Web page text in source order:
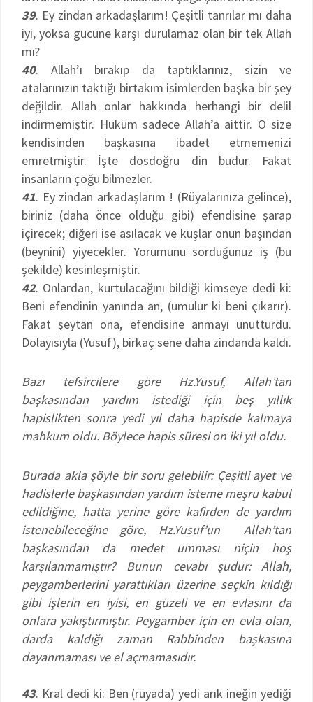
39. Ey zindan arkadaşlarım! Çeşitli tanrılar mı daha
iyi, yoksa gücüne karşı durulamaz olan bir tek Allah
mı?
40. Allah’ı bırakıp da taptıklarınız, sizin ve
atalarınızın taktığı birtakım isimlerden başka bir şey
değildir. Allah onlar hakkında herhangi bir delil
indirmemiştir. Hüküm sadece Allah’a aittir. O size
kendisinden başkasına ibadet etmemenizi
emretmiştir. İşte dosdoğru din budur. Fakat
insanların çoğu bilmezler.
41. Ey zindan arkadaşlarım ! (Rüyalarınıza gelince),
biriniz (daha önce olduğu gibi) efendisine şarap
içirecek; diğeri ise asılacak ve kuşlar onun başından
(beynini) yiyecekler. Yorumunu sorduğunuz iş (bu
şekilde) kesinleşmiştir.
42. Onlardan, kurtulacağını bildiği kimseye dedi ki:
Beni efendinin yanında an, (umulur ki beni çıkarır).
Fakat şeytan ona, efendisine anmayı unutturdu.
Dolayısıyla (Yusuf), birkaç sene daha zindanda kaldı.
Bazı tefsircilere göre Hz.Yusuf, Allah’tan
başkasından yardım istediği için beş yıllık
hapislikten sonra yedi yıl daha hapisde kalmaya
mahkum oldu. Böylece hapis süresi on iki yıl oldu.
Burada akla şöyle bir soru gelebilir: Çeşitli ayet ve
hadislerle başkasından yardım isteme meşru kabul
edildiğine, hatta yerine göre kafirden de yardım
istenebileceğine göre, Hz.Yusuf’un Allah’tan
başkasından da medet umması niçin hoş
karşılanmamıştır? Bunun cevabı şudur: Allah,
peygamberlerini yarattıkları üzerine seçkin kıldığı
gibi işlerin en iyisi, en güzeli ve en evlasını da
onlara yakıştırmıştır. Peygamber için en evla olan,
darda kaldığı zaman Rabbinden başkasına
dayanmaması ve el açmamasıdır.
43. Kral dedi ki: Ben (rüyada) yedi arık ineğin yediği